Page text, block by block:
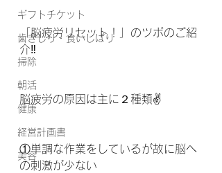
ギフトチケット
歯ぎしり・食いしばり
掃除
朝活
健康
経営計画書
美容
「脳疲労リセット！」のツボのご紹
介‼️
脳疲労の原因は主に２種類✌️
①単調な作業をしているが故に脳へ
の刺激が少ない